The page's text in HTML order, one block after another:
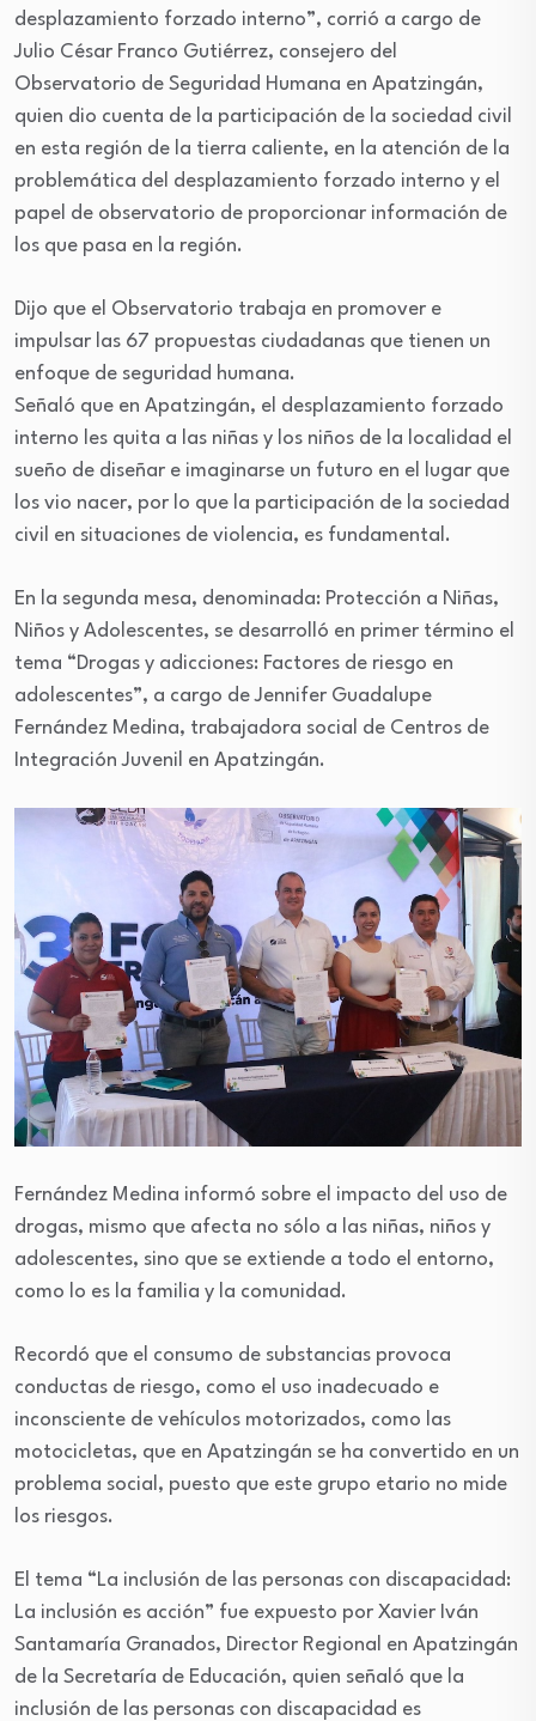
desplazamiento forzado interno”, corrió a cargo de
Julio César Franco Gutiérrez, consejero del
Observatorio de Seguridad Humana en Apatzingán,
quien dio cuenta de la participación de la sociedad civil
en esta región de la tierra caliente, en la atención de la
problemática del desplazamiento forzado interno y el
papel de observatorio de proporcionar información de
los que pasa en la región.
Dijo que el Observatorio trabaja en promover e
impulsar las 67 propuestas ciudadanas que tienen un
enfoque de seguridad humana.
Señaló que en Apatzingán, el desplazamiento forzado
interno les quita a las niñas y los niños de la localidad el
sueño de diseñar e imaginarse un futuro en el lugar que
los vio nacer, por lo que la participación de la sociedad
civil en situaciones de violencia, es fundamental.
En la segunda mesa, denominada: Protección a Niñas,
Niños y Adolescentes, se desarrolló en primer término el
tema “Drogas y adicciones: Factores de riesgo en
adolescentes”, a cargo de Jennifer Guadalupe
Fernández Medina, trabajadora social de Centros de
Integración Juvenil en Apatzingán.
Fernández Medina informó sobre el impacto del uso de
drogas, mismo que afecta no sólo a las niñas, niños y
adolescentes, sino que se extiende a todo el entorno,
como lo es la familia y la comunidad.
Recordó que el consumo de substancias provoca
conductas de riesgo, como el uso inadecuado e
inconsciente de vehículos motorizados, como las
motocicletas, que en Apatzingán se ha convertido en un
problema social, puesto que este grupo etario no mide
los riesgos.
El tema “La inclusión de las personas con discapacidad:
La inclusión es acción” fue expuesto por Xavier Iván
Santamaría Granados, Director Regional en Apatzingán
de la Secretaría de Educación, quien señaló que la
inclusión de las personas con discapacidad es